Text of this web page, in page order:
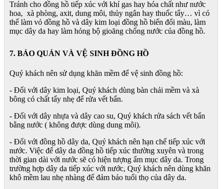
Tránh cho đồng hồ tiếp xúc với khí gas hay hóa chất như nước
hoa, xà phòng, axit, dung môi, thủy ngân hay thuốc tẩy… vì có
thể làm vỏ đồng hồ và dây kim loại đồng hồ biến đổi màu, làm
mục dây da hay làm hỏng bộ gioăng chống nước của đồng hồ.
7. BẢO QUẢN VÀ VỆ SINH ĐỒNG HỒ
Quý khách nên sử dụng khăn mềm để vệ sinh đồng hồ:
- Đối với dây kim loại, Quý khách dùng bàn chải mềm và xà
bông có chất tẩy nhẹ để rửa vết bẩn.
- Đối với dây nhựa và dây cao su, Quý khách rửa sách vết bẩn
bằng nước ( không được dùng dung môi).
- Đối với đồng hồ dây da, Quý khách nên hạn chế tiếp xúc với
nước. Việc để dây da đồng hồ tiếp xúc thường xuyên và trong
thời gian dài với nước sẽ có hiện tượng ẩm mục dây da. Trong
trường hợp dây da tiếp xúc với nước, Quý khách nên dùng khăn
khô mềm lau nhẹ nhàng để đảm bảo tuổi thọ của dây da.